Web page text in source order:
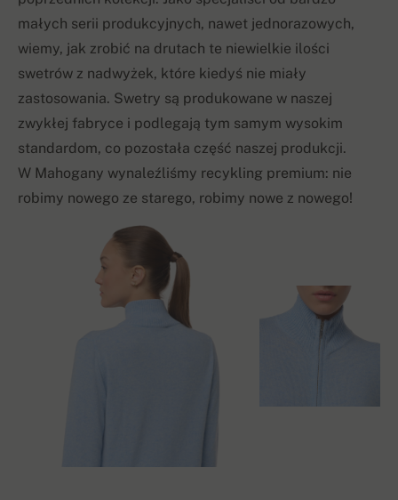
małych serii produkcyjnych, nawet jednorazowych,
wiemy, jak zrobić na drutach te niewielkie ilości
swetrów z nadwyżek, które kiedyś nie miały
zastosowania. Swetry są produkowane w naszej
zwykłej fabryce i podlegają tym samym wysokim
standardom, co pozostała część naszej produkcji.
W Mahogany wynaleźliśmy recykling premium: nie
robimy nowego ze starego, robimy nowe z nowego!